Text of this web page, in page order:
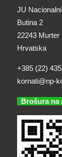
JU
Butina 2
22243 Murter
Hrvatska
+385 (22)
kornati@np-
Brošura na